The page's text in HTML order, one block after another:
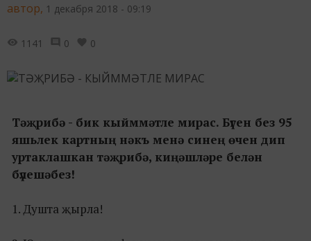
автор, 1 декабря 2018 - 09:19
1141 0 0
Тәҗрибә - бик кыйммәтле мирас. Бүген без 95
яшьлек картның нәкъ менә синең өчен дип
уртаклашкан тәҗрибә, киңәшләре белән
бүлешәбез!
1. Душта җырла!